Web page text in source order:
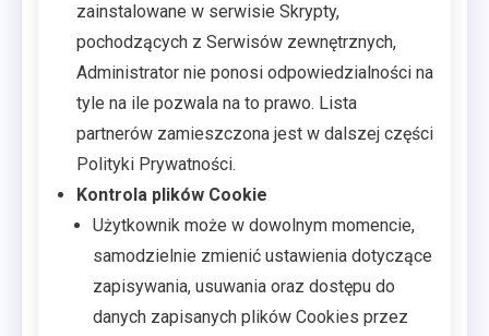
zainstalowane w serwisie Skrypty,
pochodzących z Serwisów zewnętrznych,
Administrator nie ponosi odpowiedzialności na
tyle na ile pozwala na to prawo. Lista
partnerów zamieszczona jest w dalszej części
Polityki Prywatności.
Kontrola plików Cookie
Użytkownik może w dowolnym momencie,
samodzielnie zmienić ustawienia dotyczące
zapisywania, usuwania oraz dostępu do
danych zapisanych plików Cookies przez